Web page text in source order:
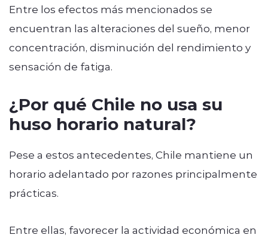
Entre los efectos más mencionados se
encuentran las alteraciones del sueño, menor
concentración, disminución del rendimiento y
sensación de fatiga.
¿Por qué Chile no usa su
huso horario natural?
Pese a estos antecedentes, Chile mantiene un
horario adelantado por razones principalmente
prácticas.
Entre ellas, favorecer la actividad económica en